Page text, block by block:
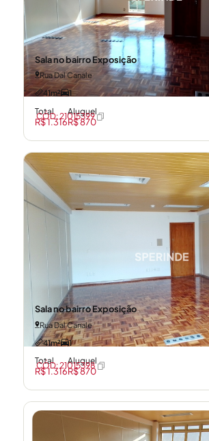
Sala no bairro Exposição
Rua Dal Canale
41m²
1
Total
R$ 1.316
Aluguel
R$ 870
CÓD: 21015399
Sala no bairro Exposição
Rua Dal Canale
41m²
1
Total
R$ 1.316
Aluguel
R$ 870
CÓD: 21015398